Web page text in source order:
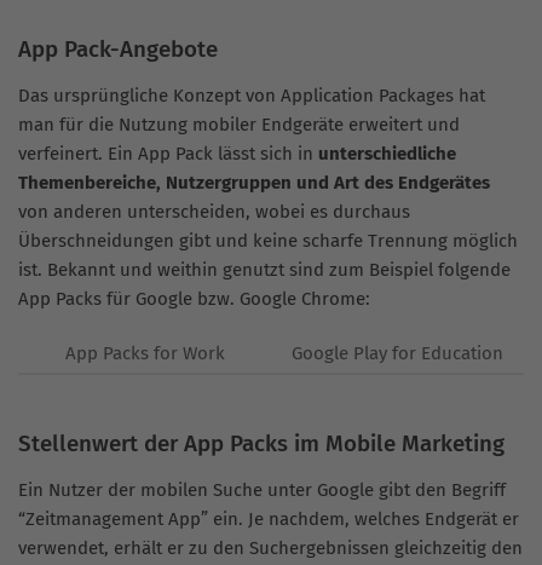
App Pack-Angebote
Das ursprüngliche Konzept von Application Packages hat
man für die Nutzung mobiler Endgeräte erweitert und
verfeinert. Ein App Pack lässt sich in unterschiedliche
Themenbereiche, Nutzergruppen und Art des Endgerätes
von anderen unterscheiden, wobei es durchaus
Überschneidungen gibt und keine scharfe Trennung möglich
ist. Bekannt und weithin genutzt sind zum Beispiel folgende
App Packs für Google bzw. Google Chrome:
App Packs for Work Google Play for Education
Stellenwert der App Packs im Mobile Marketing
Ein Nutzer der mobilen Suche unter Google gibt den Begriff
“Zeitmanagement App” ein. Je nachdem, welches Endgerät er
verwendet, erhält er zu den Suchergebnissen gleichzeitig den